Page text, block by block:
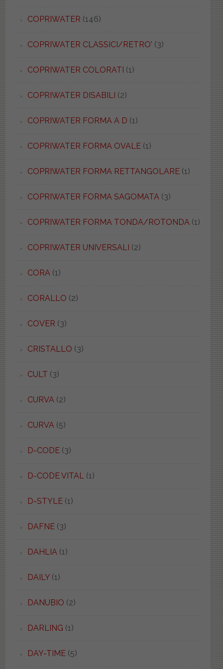
COPRIWATER (146)
COPRIWATER CLASSICI/RETRO' (3)
COPRIWATER COLORATI (1)
COPRIWATER DISABILI (2)
COPRIWATER FORMA A D (1)
COPRIWATER FORMA OVALE(1)
COPRIWATER FORMA RETTANGOLARE(1)
COPRIWATER FORMA SAGOMATA(3)
COPRIWATER FORMA TONDA/ROTONDA(1)
COPRIWATER UNIVERSALI (2)
CORA(1)
CORALLO (2)
COVER (3)
CRISTALLO (3)
CULT (3)
CURVA(2)
CURVA(5)
D-CODE(3)
D-CODE VITAL(1)
D-STYLE(1)
DAFNE(3)
DAHLIA(1)
DAILY(1)
DANUBIO (2)
DARLING (1)
DAY-TIME(5)